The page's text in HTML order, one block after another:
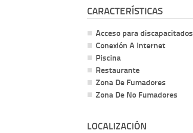
CARACTERÍSTICAS
Acceso para discapacitados
Conexión A Internet
Piscina
Restaurante
Zona De Fumadores
Zona De No Fumadores
LOCALIZACIÓN